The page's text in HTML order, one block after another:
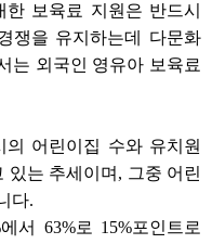
보육료 지원은 반드시
쟁을 유지하는데 다문화
는 외국인 영유아 보육료
어린이집 수와 유치원
있는 추세이며, 그중 어린
다.
서 63%로 15%포인트로